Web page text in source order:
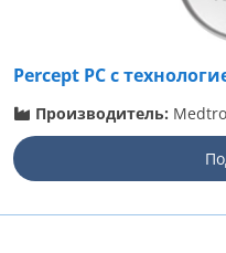
Percept PC с
Производитель: